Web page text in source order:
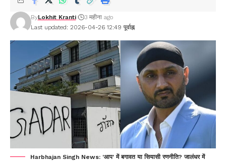
Last updated: 2026-04-26 12:49 पूर्वाह्न
ByLokhit Kranti 3 महीना ago
Harbhajan Singh News: 'आप' में बगावत या सियासी रणनीति? जालंधर में